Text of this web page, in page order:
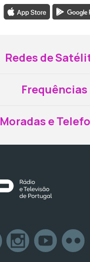
Redes de
Frequências
Moradas e